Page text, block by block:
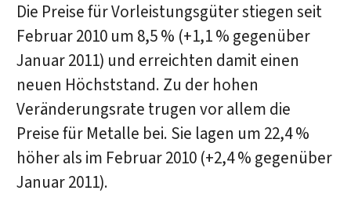
Die Preise für Vorleistungsgüter stiegen seit
Februar 2010 um 8,5 % (+1,1 % gegenüber
Januar 2011) und erreichten damit einen
neuen Höchststand. Zu der hohen
Veränderungsrate trugen vor allem die
Preise für Metalle bei. Sie lagen um 22,4 %
höher als im Februar 2010 (+2,4 % gegenüber
Januar 2011).